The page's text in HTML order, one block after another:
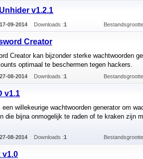
v1.2.1
17-09-2014 Downloads :1
Creator
Creator kan bijzonder sterke wachtwoorden
optimaal te beschermen tegen hackers.
27-08-2014 Downloads :1
v1.1
een willekeurige wachtwoorden generator om
die bijna onmogelijk te raden of te kraken zijn
27-08-2014 Downloads :1
v1.0